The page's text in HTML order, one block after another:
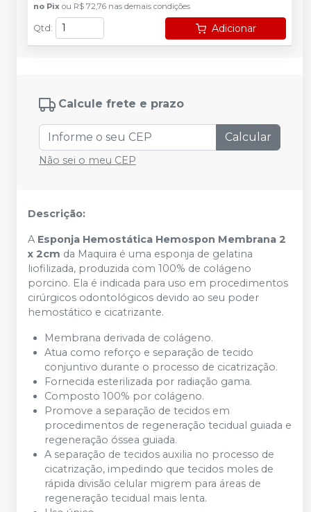
no Pix ou R$ 72,76 nas demais condições
Qtd : Adicionar
Calcule frete e prazo
Calcular
Não sei o meu CEP
Descrição:
A Esponja Hemostática Hemospon Membrana 2
x 2cm da Maquira é uma esponja de gelatina
liofilizada, produzida com 100% de colágeno
porcino. Ela é indicada para uso em procedimentos
cirúrgicos odontológicos devido ao seu poder
hemostático e cicatrizante.
Membrana derivada de colágeno.
Atua como reforço e separação de tecido
conjuntivo durante o processo de cicatrização.
Fornecida esterilizada por radiação gama.
Composto 100% por colágeno.
Promove a separação de tecidos em
procedimentos de regeneração tecidual guiada e
regeneração óssea guiada.
A separação de tecidos auxilia no processo de
cicatrização, impedindo que tecidos moles de
rápida divisão celular migrem para áreas de
regeneração tecidual mais lenta.